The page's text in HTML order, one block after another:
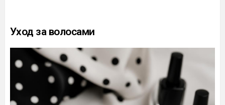
Уход за волосами